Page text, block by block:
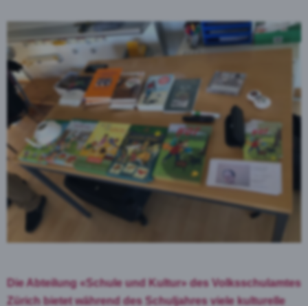
Die Abteilung «Schule und Kultur» des Volksschulamtes
Zürich bietet während des Schuljahres viele kulturelle